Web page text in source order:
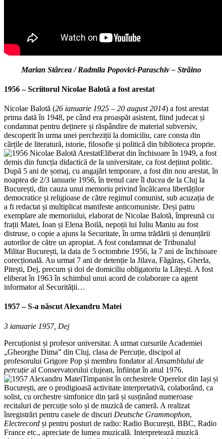
Marian Stârcea / Radmila Popovici-Paraschiv – Străino
1956 – Scriitorul Nicolae Balotă a fost arestat
Nicolae Balotă (26 ianuarie 1925 – 20 august 2014) a fost arestat
prima dată în 1948, pe când era proaspăt asistent, fiind judecat și
condamnat pentru deținere și răspândire de material subversiv,
descoperit în urma unei percheziții la domiciliu, care consta din
cărțile de literatură, istorie, filosofie și politică din biblioteca proprie.
Eliberat din închisoare în 1949, a fost
demis din funcția didactică de la universitate, ca fost deținut politic.
După 5 ani de șomaj, cu angajări temporare, a fost din nou arestat, în
noaptea de 2/3 ianuarie 1956, în trenul care îl ducea de la Cluj la
București, din cauza unui memoriu privind încălcarea libertăților
democratice și religioase de către regimul comunist, sub acuzația de
a fi redactat și multiplicat manifeste anticomuniste. Deși patru
exemplare ale memoriului, elaborat de Nicolae Balotă, împreună cu
frații Matei, Ioan și Elena Boilă, nepoții lui Iuliu Maniu au fost
distruse, o copie a ajuns la Securitate, în urma trădării și denunțării
autorilor de către un apropiat. A fost condamnat de Tribunalul
Militar București, la data de 5 octombrie 1956, la 7 ani de închisoare
corecțională. Au urmat 7 ani de detenție la Jilava, Făgăraș, Gherla,
Pitești, Dej, precum și doi de domiciliu obligatoriu la Lățești. A fost
eliberat în 1963 în schimbul unui acord de colaborare ca agent
informator al Securității…
1957 – S-a născut Alexandru Matei
3 ianuarie 1957, Dej
Percuționist și profesor universitar. A urmat cursurile Academiei
„Gheorghe Dima” din Cluj, clasa de Percuție, discipol al
profesorului Grigore Pop și membru fondator al Ansamblului de
percuție al Conservatorului clujean, înființat în anul 1976.
Timpanist în orchestrele Operelor din Iași și
București, are o prodigioasă activitate interpretativă, colaborând, ca
solist, cu orchestre simfonice din țară și susținând numeroase
recitaluri de percuție solo și de muzică de cameră. A realizat
înregistrări pentru casele de discuri Deutsche Grammophon,
Electrecord și pentru posturi de radio: Radio București, BBC, Radio
France etc., apreciate de lumea muzicală. Interpretează muzică